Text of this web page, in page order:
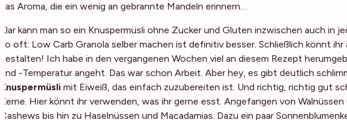
das Aroma, die ein wenig an gebrannte Mandeln erinnern…
Klar kann man so ein Knuspermüsli ohne Zucker und Gluten inzwischen auch in
so oft: Low Carb Granola selber machen ist definitiv besser. Schließlich könnt
gestalten! Ich habe in den vergangenen Wochen viel an diesem Rezept
und -Temperatur angeht. Das war schon Arbeit. Aber hey, es gibt deutlich
Knuspermüsli mit Eiweiß, das einfach zuzubereiten ist. Und richtig, richtig gut
Kerne. Hier könnt ihr verwenden, was ihr gerne esst. Angefangen von
Cashews bis hin zu Haselnüssen und Macadamias. Dazu ein paar